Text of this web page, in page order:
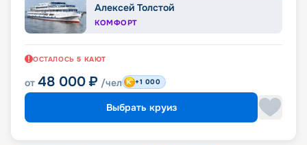
Алексей Толстой
КОМФОРТ
ОСТАЛОСЬ 5 КАЮТ
от 48 000 ₽ /чел +1 000
Выбрать круиз